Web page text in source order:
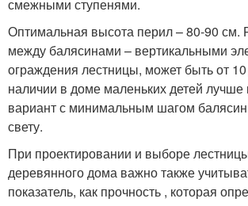
смежными ступенями.
Оптимальная высота перил – 80-90 см.
между балясинами – вертикальными
ограждения лестницы, может быть от
наличии в доме маленьких детей лучше
вариант с минимальным шагом
свету.
При проектировании и выборе
деревянного дома важно также
показатель, как прочность , которая